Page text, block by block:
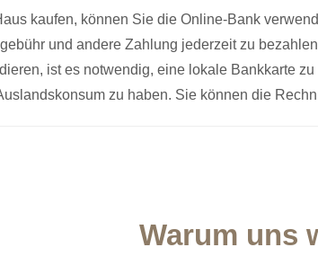
kaufen, können Sie die Online-Bank
und andere Zahlung jederzeit zu
ist es notwendig, eine lokale Bankkarte zu
zu haben. Sie können die
Warum uns